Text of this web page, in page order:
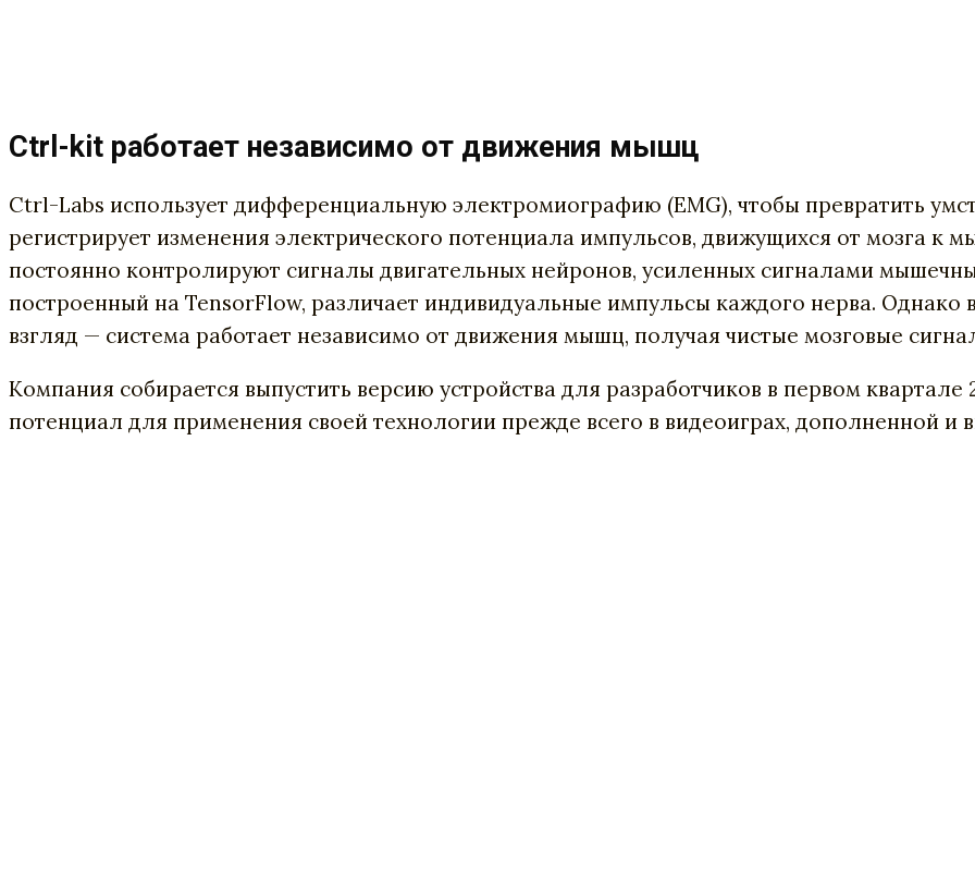
Ctrl-kit работает независимо от движения мышц
Ctrl-Labs использует дифференциальную электромиографию (EMG), чтобы превратить
регистрирует изменения электрического потенциала импульсов, движущихся от мозга к
постоянно контролируют сигналы двигательных нейронов, усиленных сигналами
построенный на TensorFlow, различает индивидуальные импульсы каждого нерва.
взгляд — система работает независимо от движения мышц, получая чистые мозговые
Компания собирается выпустить версию устройства для разработчиков в первом
потенциал для применения своей технологии прежде всего в видеоиграх, дополненной и